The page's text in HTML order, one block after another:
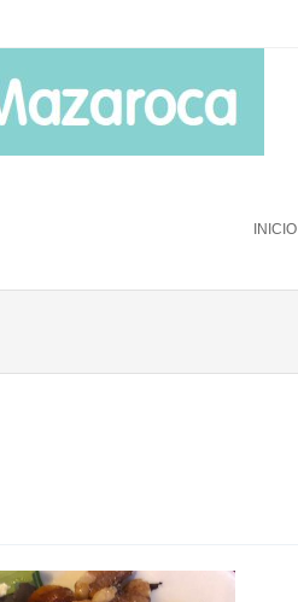
INICIO